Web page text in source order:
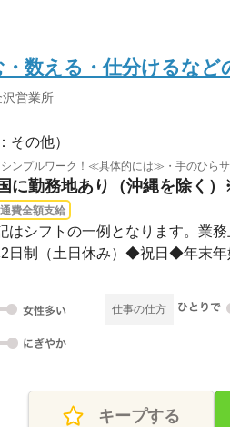
数える・仕分けるな
沢営業所
その他）
プルワーク！≪具体的には≫・手のひらサ
費全額支給
仕事の仕方
キープする